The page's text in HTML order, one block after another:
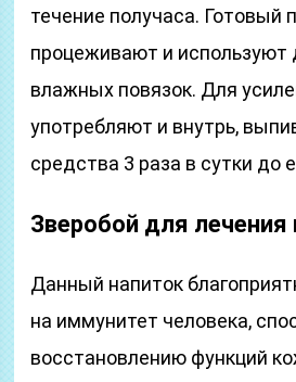
течение получаса. Готовый
процеживают и используют
влажных повязок. Для
употребляют и внутрь,
средства 3 раза в сутки до
Зверобой для лечения
Данный напиток
на иммунитет человека,
восстановлению функций